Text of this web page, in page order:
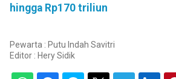
hingga Rp170 triliun
Pewarta : Putu Indah Savitri
Editor : Hery Sidik